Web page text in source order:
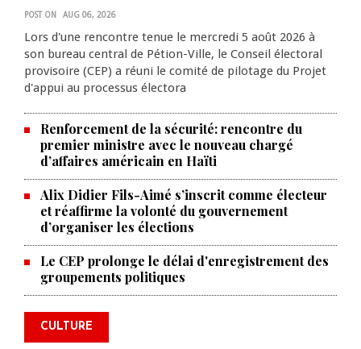
POST ON AUG 06, 2026
Lors d'une rencontre tenue le mercredi 5 août 2026 à
son bureau central de Pétion-Ville, le Conseil électoral
provisoire (CEP) a réuni le comité de pilotage du Projet
d'appui au processus électora
Renforcement de la sécurité: rencontre du
premier ministre avec le nouveau chargé
d’affaires américain en Haïti
Alix Didier Fils-Aimé s’inscrit comme électeur
et réaffirme la volonté du gouvernement
d’organiser les élections
Le CEP prolonge le délai d'enregistrement des
groupements politiques
CULTURE
La Chambre de commerce et de
l'industrie haïtiano-africaine
annonce des activités pour
commémorer le 235e
anniversaire de la cérémonie du